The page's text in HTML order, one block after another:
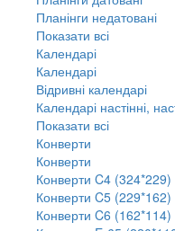
Планінги недатовані
Показати всі
Календарі
Календарі
Відривні календарі
Календарі настінні,
Показати всі
Конверти
Конверти
Конверти C4 (324*229)
Конверти C5 (229*162)
Конверти C6 (162*114)